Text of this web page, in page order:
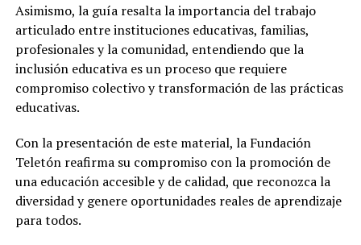
Asimismo, la guía resalta la importancia del trabajo
articulado entre instituciones educativas, familias,
profesionales y la comunidad, entendiendo que la
inclusión educativa es un proceso que requiere
compromiso colectivo y transformación de las prácticas
educativas.
Con la presentación de este material, la Fundación
Teletón reafirma su compromiso con la promoción de
una educación accesible y de calidad, que reconozca la
diversidad y genere oportunidades reales de aprendizaje
para todos.